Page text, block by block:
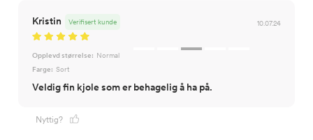
Kristin 10.07.24
Verifisert kunde
Opplevd størrelse: Normal
Farge: Sort
Veldig fin kjole som er behagelig å ha på.
Nyttig?